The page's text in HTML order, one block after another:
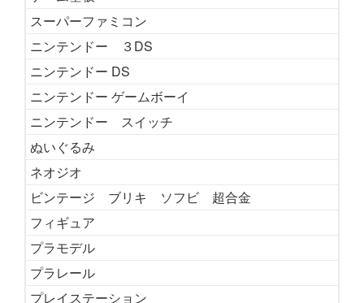
スーパーファミコン
ニンテンドー ３DS
ニンテンドー DS
ニンテンドー ゲームボーイ
ニンテンドー スイッチ
ぬいぐるみ
ネオジオ
ビンテージ ブリキ ソフビ 超合金
フィギュア
プラモデル
プラレール
プレイステーション